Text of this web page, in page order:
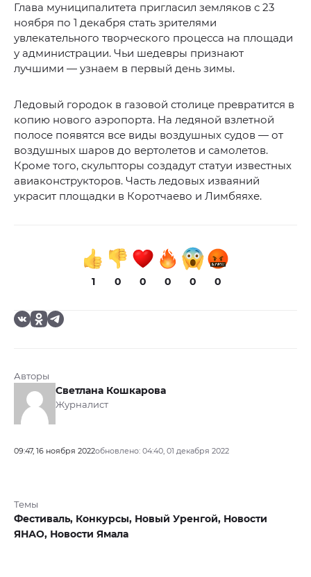
Глава муниципалитета пригласил земляков с 23
ноября по 1 декабря стать зрителями
увлекательного творческого процесса на площади
у администрации. Чьи шедевры признают
лучшими — узнаем в первый день зимы.
Ледовый городок в газовой столице превратится в
копию нового аэропорта. На ледяной взлетной
полосе появятся все виды воздушных судов — от
воздушных шаров до вертолетов и самолетов.
Кроме того, скульпторы создадут статуи известных
авиаконструкторов. Часть ледовых изваяний
украсит площадки в Коротчаево и Лимбяяхе.
1 0 0 0 0 0
Авторы
Светлана Кошкарова
Журналист
09:47, 16 ноября 2022обновлено: 04:40, 01 декабря 2022
Темы
Фестиваль, Конкурсы, Новый Уренгой, Новости
ЯНАО, Новости Ямала